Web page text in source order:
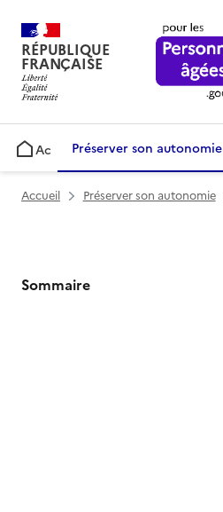
RÉPUBLIQUE
FRANÇAISE
AccueilPréserver son autonomie
Accueil Préserver son autonomie
Sommaire